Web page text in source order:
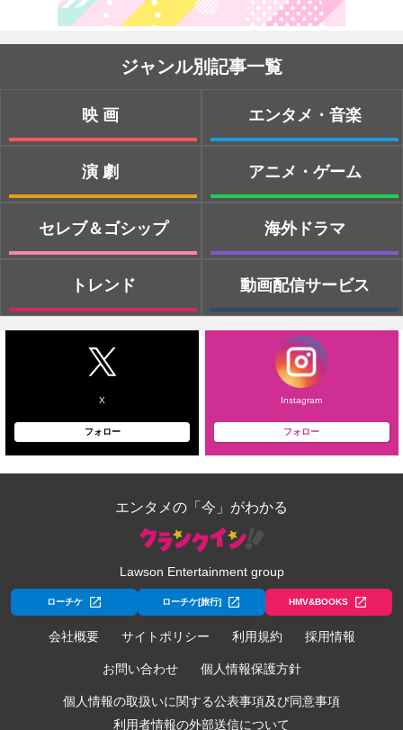
ジャンル別記事一覧
映画
演劇
セレブ＆ゴシップ
トレンド
エンタメ・音楽
アニメ・ゲーム
海外ドラマ
動画配信サービス
X
フォロー
Instagram
フォロー
エンタメの「今」がわかる
Lawson Entertainment group
ローチケ ローチケ[旅行] HMV&BOOKS
会社概要 サイトポリシー 利用規約 採用情報
お問い合わせ 個人情報保護方針
個人情報の取扱いに関する公表事項及び同意事項
利用者情報の外部送信について